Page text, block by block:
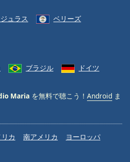
ュラス
ベリーズ
ブラジル ドイツ
Maria を無料で聴こう！ Android ま
カ 南アメリカ
ヨーロッパ